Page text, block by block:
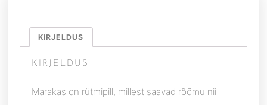
KIRJELDUS
KIRJELDUS
Marakas on rütmipill, millest saavad rõõmu nii